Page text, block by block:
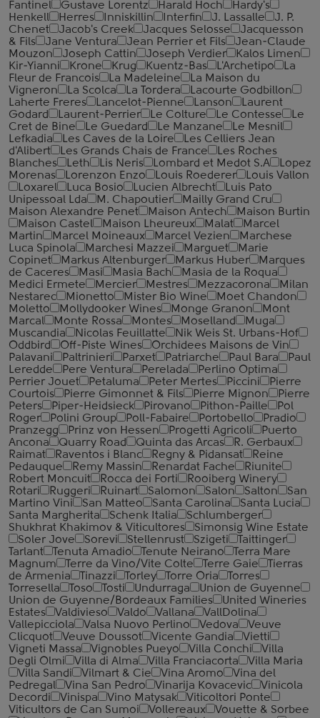
Fantinel
Gustave Lorentz Harald Hoch
Hardy's
Henkell
Herres Inniskillin Interfin J. Lassalle
J. P.
Chenet
Jacob's Creek Jacques Selosse
Jacquesson
& Fils
Jane Ventura Jean Perrier et Fils
Jean-Claude
Mouzon
Joseph Cattin Joseph Verdier
Kalos Limen
Kir-Yianni
Krone Krug Kuentz-Bas L'Archetipo
La
Fleur de Francois
La Madeleine
La Maison du
Vigneron
La Scolca La Tordera
Lacourte Godbillon
Laherte Freres
Lancelot-Pienne Lanson
Laurent
Godard
Laurent-Perrier Le Colture Le Contesse
Le
Cret de Bine
Le Guedard Le Manzane
Le Mesnil
Lefkadia
Les Caves de la Loire
Les Celliers Jean
d'Alibert
Les Grands Chais de France
Les Roches
Blanches
Leth Lis Neris Lombard et Medot S.A
Lopez
Morenas
Lorenzon Enzo Louis Roederer
Louis Vallon
Loxarel
Luca Bosio Lucien Albrecht
Luis Pato
Unipessoal Lda
M. Chapoutier
Mailly Grand Cru
Maison Alexandre Penet
Maison Antech
Maison Burtin
Maison Castel
Maison Lheureux Malat
Marcel
Martin
Marcel Moineaux Marcel Vezien
Marchese
Luca Spinola
Marchesi Mazzei Marguet
Marie
Copinet
Markus Altenburger Markus Huber
Marques
de Caceres
Masi Masia Bach
Masia de la Roqua
Medici Ermete
Mercier Mestres Mezzacorona
Milan
Nestarec
Mionetto Mister Bio Wine
Moet Chandon
Moletto
Mollydooker Wines Monge Granon
Mont
Marcal
Monte Rossa Montes Moselland
Muga
Muscandia
Nicolas Feuillatte
Nik Weis St. Urbans-Hof
Oddbird
Off-Piste Wines
Orchidees Maisons de Vin
Palavani
Paltrinieri Parxet Patriarche Paul Bara
Paul
Leredde
Pere Ventura Perelada
Perlino Optima
Perrier Jouet
Petaluma Peter Mertes Piccini
Pierre
Courtois
Pierre Gimonnet & Fils Pierre Mignon
Pierre
Peters
Piper-Heidsieck Pirovano Pithon-Paille
Pol
Roger
Polini Group Poll-Fabaire Portobello
Pradio
Pranzegg
Prinz von Hessen Progetti Agricoli
Puerto
Ancona
Quarry Road Quinta das Arcas
R. Gerbaux
Raimat
Raventos i Blanc Regny & Pidansat
Reine
Pedauque
Remy Massin Renardat Fache
Riunite
Robert Moncuit
Rocca dei Forti
Rooiberg Winery
Rotari
Ruggeri Ruinart Salomon Salon Salton
San
Martino Vini
San Matteo Santa Carolina
Santa Lucia
Santa Margherita
Schenk Italia
Schlumberger
Shukhrat Khakimov & Viticultores
Simonsig Wine Estate
Soler Jove
Sorevi Stellenrust Szigeti
Taittinger
Tarlant
Tenuta Amadio Tenute Neirano
Terra Mare
Magnum
Terre da Vino/Vite Colte Terre Gaie
Tierras
de Armenia
Tinazzi Torley Torre Oria
Torres
Torresella
Toso Tosti Undurraga
Union de Guyenne
Union de Guyenne/Bordeaux Families
United Wineries
Estates
Valdivieso Valdo Vallana
VallDolina
Vallepicciola
Valsa Nuovo Perlino Vedova
Veuve
Clicquot
Veuve Doussot Vicente Gandia
Vietti
Vigneti Massa
Vignobles Pueyo Villa Conchi
Villa
Degli Olmi
Villa di Alma Villa Franciacorta
Villa Maria
Villa Sandi
Vilmart & Cie Vina Aromo
Vina del
Pedregal
Vina San Pedro Vinarija Kovacevic
Vinicola
Decordi
Vinispa Vino Matysak
Viticoltori Ponte
Viticultors de Can Sumoi
Vollereaux
Vouette & Sorbee